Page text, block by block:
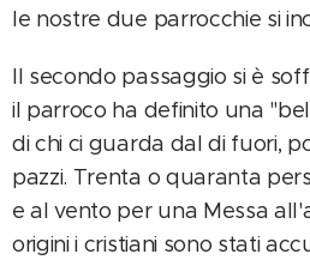
le nostre due parrocchie si
Il secondo passaggio si è
il parroco ha definito una
di chi ci guarda dal di fuori,
pazzi. Trenta o quaranta
e al vento per una Messa
origini i cristiani sono stati